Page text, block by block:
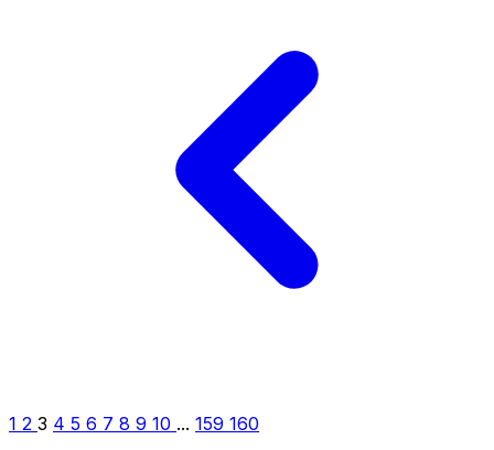
1 2 3 4 5 6 7 8 9 10 ... 159 160